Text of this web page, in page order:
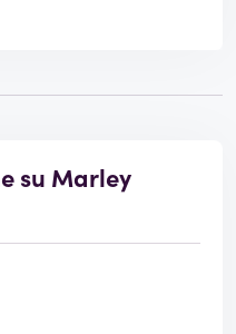
su Marley